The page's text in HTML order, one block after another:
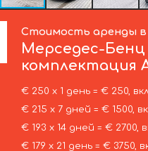
Стоимость аренды в
Мерседес-Бенц
комплектация
€ 250 х 1 день = € 250,
€ 215 х 7 дней = € 1500,
€ 193 х 14 дней = € 2700,
€ 179 х 21 день = € 3750,